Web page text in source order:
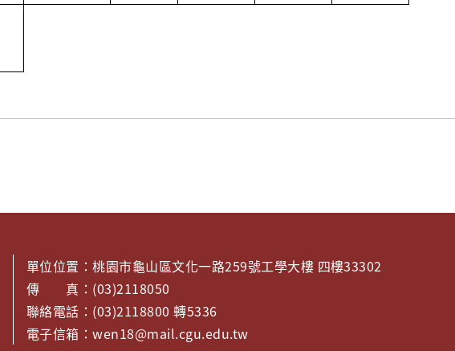
單位位置：桃園市龜山區文化一路259號工學大樓 四樓33302
傳 真：(03)2118050
聯絡電話：(03)2118800 轉5336
電子信箱：wen18@mail.cgu.edu.tw